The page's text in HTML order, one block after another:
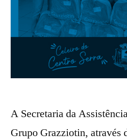
A Secretaria da
Grupo Grazziotin, através